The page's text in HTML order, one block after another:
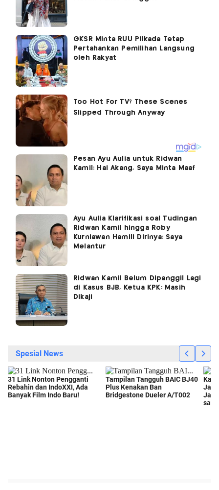
GKSR Minta RUU Pilkada Tetap
Pertahankan Pemilihan Langsung
oleh Rakyat
Pesan Ayu Aulia untuk Ridwan
Kamil: Hai Akang, Saya Minta Maaf
Ayu Aulia Klarifikasi soal Tudingan
Ridwan Kamil hingga Roby
Kurniawan Hamili Dirinya: Saya
Melantur
Ridwan Kamil Belum Dipanggil Lagi
di Kasus BJB, Ketua KPK: Masih
Dikaji